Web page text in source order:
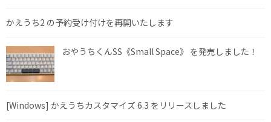
かえうち2 の予約受け付けを再開いたします
おやうちくんSS《Small Space》 を発売しました！
[Windows] かえうちカスタマイズ 6.3 をリリースしました